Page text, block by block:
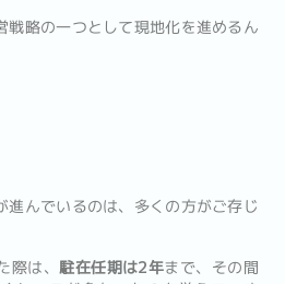
戦略の一つとして現地化を進めるん
進んでいるのは、多くの方がご存じ
際は、駐在任期は2年まで、その間